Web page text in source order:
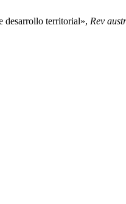
desarrollo territorial», Rev